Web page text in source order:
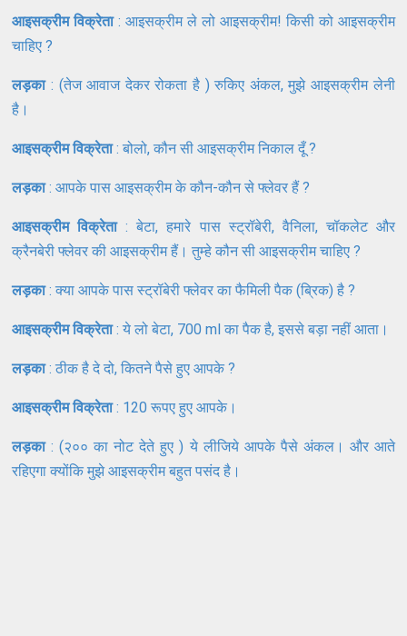
आइसक्रीम विक्रेता: आइसक्रीम ले लो आइसक्रीम! किसी को आइसक्रीम
चाहिए ?
लड़का: (तेज आवाज देकर रोकता है ) रुकिए अंकल, मुझे आइसक्रीम लेनी
है।
आइसक्रीम विक्रेता: बोलो, कौन सी आइसक्रीम निकाल दूँ ?
लड़का: आपके पास आइसक्रीम के कौन-कौन से फ्लेवर हैं ?
आइसक्रीम विक्रेता: बेटा, हमारे पास स्ट्रॉबेरी, वैनिला, चॉकलेट और
क्रैनबेरी फ्लेवर की आइसक्रीम हैं। तुम्हे कौन सी आइसक्रीम चाहिए ?
लड़का: क्या आपके पास स्ट्रॉबेरी फ्लेवर का फैमिली पैक (ब्रिक) है ?
आइसक्रीम विक्रेता: ये लो बेटा, 700 ml का पैक है, इससे बड़ा नहीं आता।
लड़का: ठीक है दे दो, कितने पैसे हुए आपके ?
आइसक्रीम विक्रेता: 120 रूपए हुए आपके।
लड़का: (२०० का नोट देते हुए ) ये लीजिये आपके पैसे अंकल। और आते
रहिएगा क्योंकि मुझे आइसक्रीम बहुत पसंद है।